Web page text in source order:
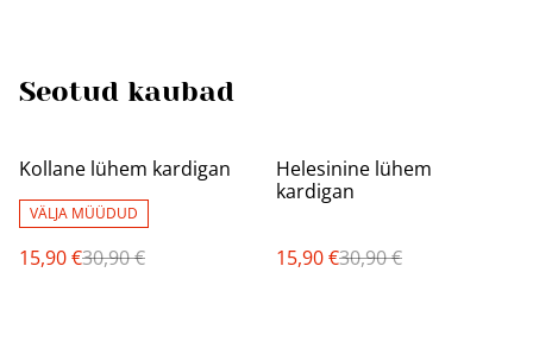
Seotud kaubad
%
Kollane lühem kardigan
VÄLJA MÜÜDUD
15,90 €30,90 €
%
Helesinine lühem
kardigan
15,90 €30,90 €